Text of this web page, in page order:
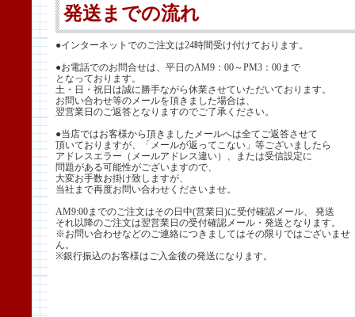
発送までの流れ
●インターネットでのご注文は24時間受け付けております。
●お電話でのお問合せは、平日のAM9：00～PM3：00まで
となっております。
土・日・祝日は誠に勝手ながら休業させていただいております。
お問い合わせ等のメールを頂きました場合は、
翌営業日のご返答となりますのでご了承ください。
●当店ではお客様から頂きましたメールへは全てご返答させて
頂いておりますが、「メールが返ってこない」等ございましたら
アドレスエラー（メールアドレス違い）、または受信設定に
問題がある可能性がございますので、
大変お手数お掛け致しますが、
当社まで再度お問い合わせくださいませ。
AM9:00までのご注文はその日中(営業日)に受付確認メール、 発送
それ以降のご注文は翌営業日の受付確認メール・発送となります。
※お問い合わせなどのご連絡につきましてはその限りではございませ
ん。
※銀行振込のお客様はご入金後の発送になります。